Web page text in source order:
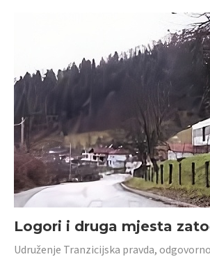
Logori i druga mjesta
Udruženje Tranzicijska pravda,